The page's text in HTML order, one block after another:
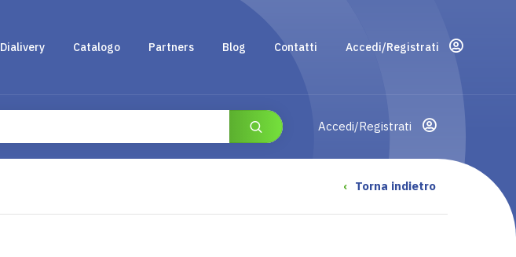
Dialivery Catalogo Partners Blog Contatti Accedi/Registrati
Accedi/Registrati
‹ Torna indietro